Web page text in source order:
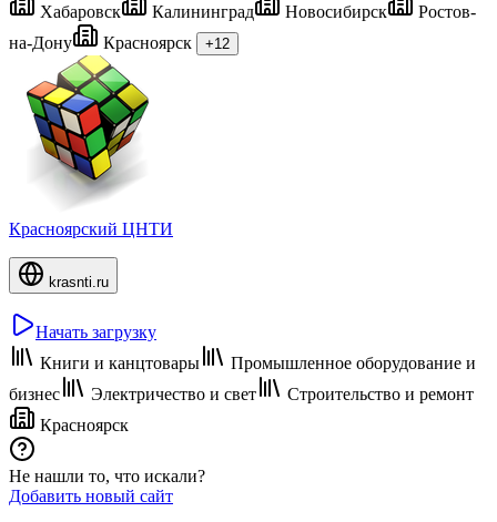
Хабаровск
Калининград Новосибирск
Ростов-
на-Дону
Красноярск +12
Красноярский ЦНТИ
krasnti.ru
Начать загрузку
Книги и канцтовары
Промышленное оборудование и
бизнес
Электричество и свет
Строительство и ремонт
Красноярск
Не нашли то, что искали?
Добавить новый сайт